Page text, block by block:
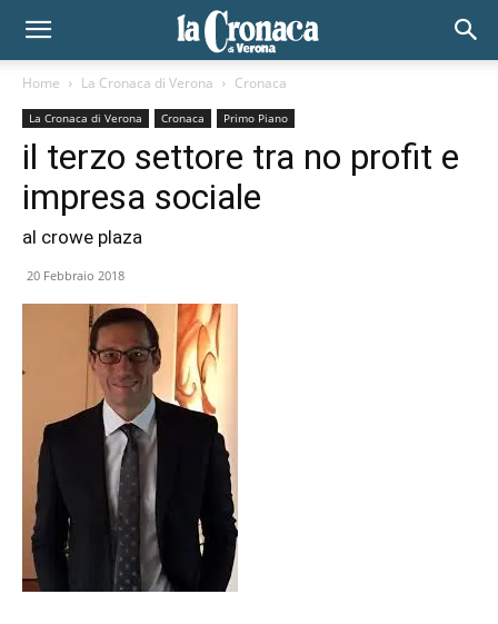
Home La Cronaca di Verona Cronaca
La Cronaca di Verona Cronaca Primo Piano
il terzo settore tra no profit e
impresa sociale
al crowe plaza
20 Febbraio 2018